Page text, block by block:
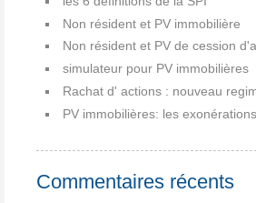
Non résident et PV immobilière
Non résident et PV de cession
simulateur pour PV immobilières
Rachat d' actions : nouveau
PV immobilières: les exonérations
Commentaires récents